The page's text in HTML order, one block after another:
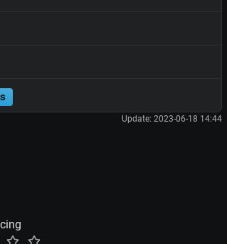
Update: 2023-06-18 14:44